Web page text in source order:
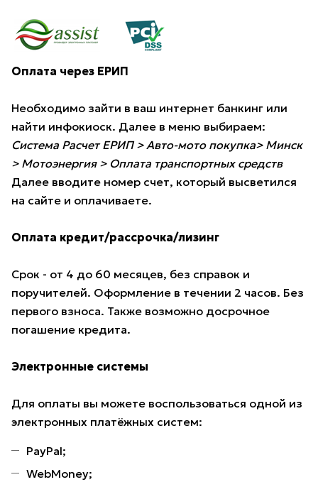
Оплата через ЕРИП
Необходимо зайти в ваш интернет банкинг или
найти инфокиоск. Далее в меню выбираем:
Система Расчет ЕРИП > Авто-мото покупка> Минск
> Мотоэнергия > Оплата транспортных средств
Далее вводите номер счет, который высветился
на сайте и оплачиваете.
Оплата кредит/рассрочка/лизинг
Срок - от 4 до 60 месяцев, без справок и
поручителей. Оформление в течении 2 часов. Без
первого взноса. Также возможно досрочное
погашение кредита.
Электронные системы
Для оплаты вы можете воспользоваться одной из
электронных платёжных систем:
PayPal;
WebMoney;